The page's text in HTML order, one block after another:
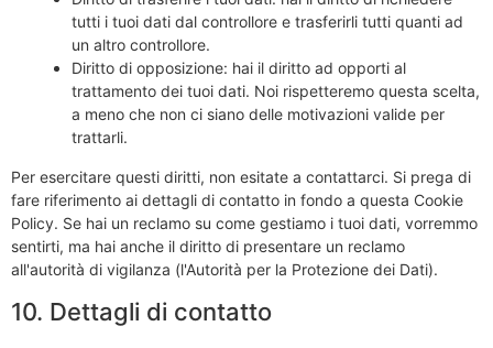
tutti i tuoi dati dal controllore e trasferirli tutti quanti ad
un altro controllore.
Diritto di opposizione: hai il diritto ad opporti al
trattamento dei tuoi dati. Noi rispetteremo questa scelta,
a meno che non ci siano delle motivazioni valide per
trattarli.
Per esercitare questi diritti, non esitate a contattarci. Si prega di
fare riferimento ai dettagli di contatto in fondo a questa Cookie
Policy. Se hai un reclamo su come gestiamo i tuoi dati, vorremmo
sentirti, ma hai anche il diritto di presentare un reclamo
all'autorità di vigilanza (l'Autorità per la Protezione dei Dati).
10. Dettagli di contatto